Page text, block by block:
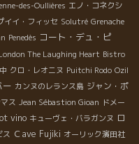
des-Oullières エノ・コネクシ
イイ・フィッセ Solutré Grenache
Penedès コート・デュ・ピ
The Laughing Heart Bistro
クロ・レオニヌ Puitchi Rodo Ozil
ー カンヌのレランス島 ジャン・ポ
ス Jean Sébastion Gioan ドメー
vino キューヴェ・バラガンヌ ロ
ス Ｃave Fujiki オーリック濱田社